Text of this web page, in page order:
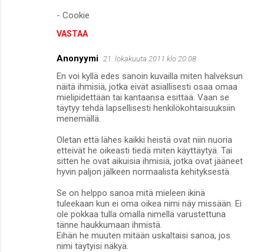
- Cookie
VASTAA
Anonyymi 21. lokakuuta 2011 klo 20.08
En voi kyllä edes sanoin kuvailla miten halveksun
näitä ihmisiä, jotka eivät asiallisesti osaa omaa
mielipidettään tai kantaansa esittää. Vaan se
täytyy tehdä lapsellisesti henkilökohtaisuuksiin
menemällä.
Oletan että lähes kaikki heistä ovat niin nuoria
etteivät he oikeasti tiedä miten käyttäytyä. Tai
sitten he ovat aikuisia ihmisiä, jotka ovat jääneet
hyvin paljon jälkeen normaalista kehityksestä.
Se on helppo sanoa mitä mieleen ikinä
tuleekaan kun ei oma oikea nimi näy missään. Ei
ole pokkaa tulla omalla nimellä varustettuna
tänne haukkumaan ihmistä.
Eihän he muuten mitään uskaltaisi sanoa, jos
nimi täytyisi näkyä.